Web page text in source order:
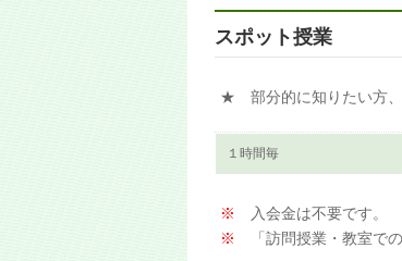
スポット授業
★ 部分的に知りたい方
１時間毎
※
入会金は不要です。
※
「訪問授業・教室での